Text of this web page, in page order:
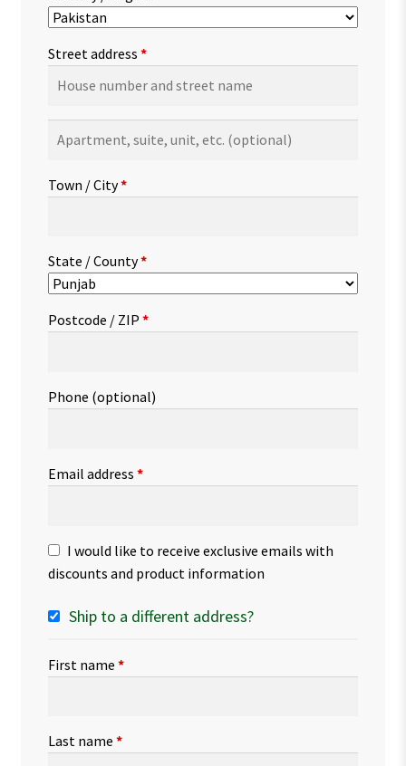
Street address *
suite,
etc.(optional)
Town / City*
State / County*
Postcode / ZIP *
Phone (optional)
Email address *
I would like to receive exclusive emails with
discounts and product information
Ship to a different address?
First name *
Last name *